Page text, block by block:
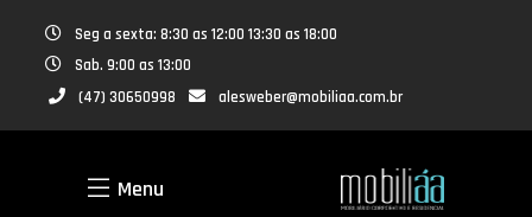
Seg a sexta: 8:30 as 12:00 13:30 as 18:00
Sab. 9:00 as 13:00
(47) 30650998
alesweber@mobiliaa.com.br
Menu